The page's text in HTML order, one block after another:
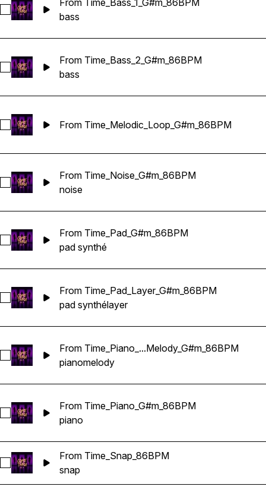
Sélectionnez From Time_Bass_1_G#m_86BPM
From Time_Bass_1_G#m_86BPM
bass
Sélectionnez From Time_Bass_2_G#m_86BPM
From Time_Bass_2_G#m_86BPM
bass
Sélectionnez From Time_Melodic_Loop_G#m_86BPM
From Time_Melodic_Loop_G#m_86BPM
Sélectionnez From Time_Noise_G#m_86BPM
From Time_Noise_G#m_86BPM
noise
Sélectionnez From Time_Pad_G#m_86BPM
From Time_Pad_G#m_86BPM
pad synthé
Sélectionnez From Time_Pad_Layer_G#m_86BPM
From Time_Pad_Layer_G#m_86BPM
pad synthélayer
Sélectionnez From Time_Piano_Accent_Melody_G#m_86BPM
From Time_Piano_...Melody_G#m_86BPM
pianomelody
Sélectionnez From Time_Piano_G#m_86BPM
From Time_Piano_G#m_86BPM
piano
Sélectionnez From Time_Snap_86BPM
From Time_Snap_86BPM
snap